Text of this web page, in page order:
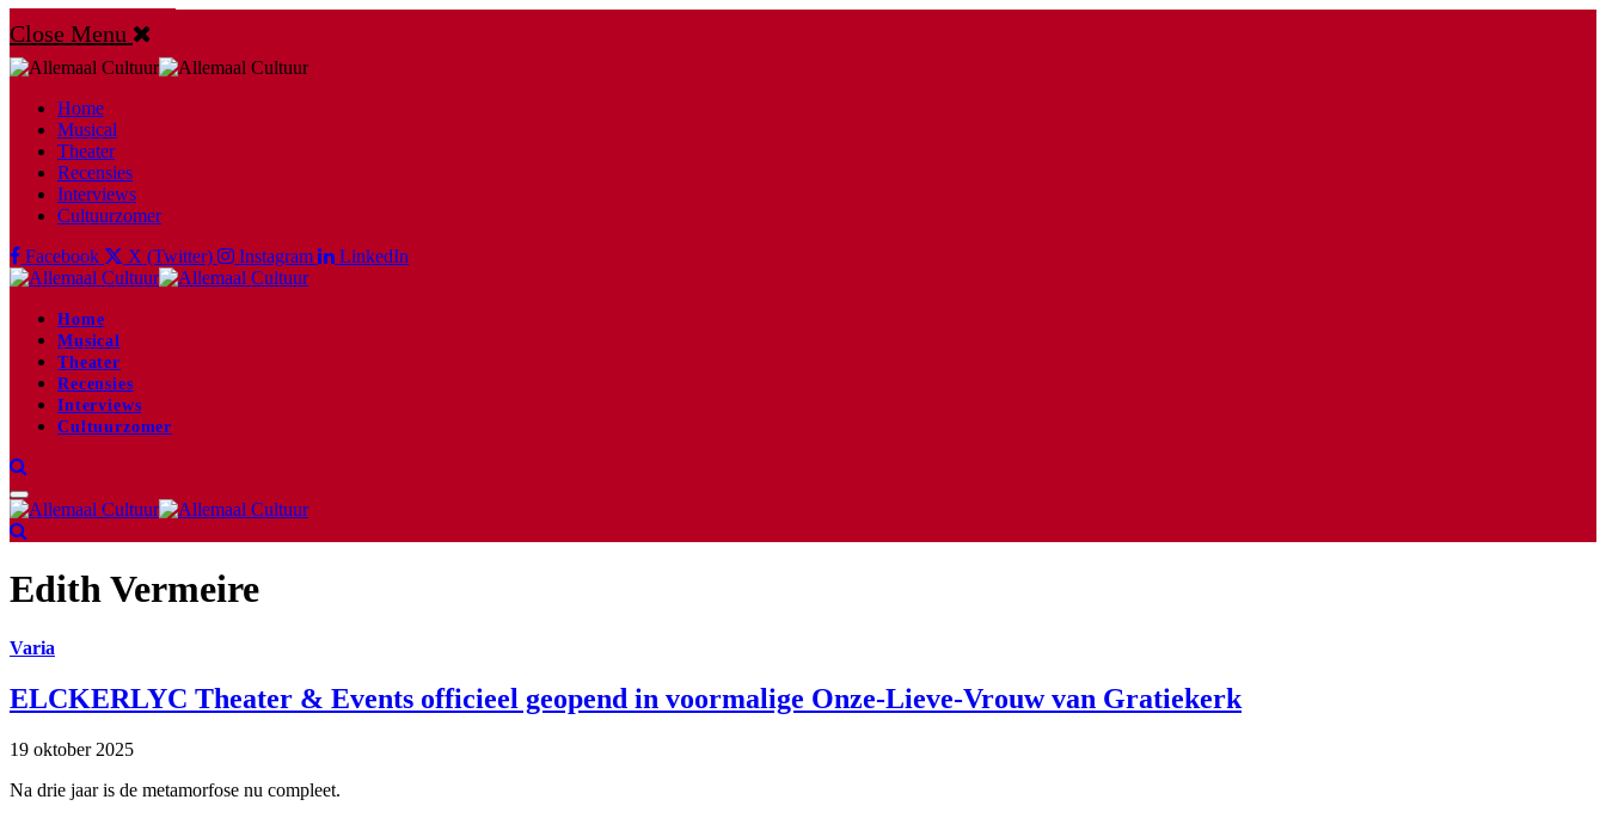
Close Menu
Home
Musical
Theater
Recensies
Interviews
Cultuurzomer
Facebook
X (Twitter) Instagram LinkedIn
Home
Musical
Theater
Recensies
Interviews
Cultuurzomer
Edith Vermeire
Varia
ELCKERLYC Theater & Events officieel geopend in voormalige Onze-Lieve-Vrouw van Gratiekerk
19 oktober 2025
Na drie jaar is de metamorfose nu compleet.